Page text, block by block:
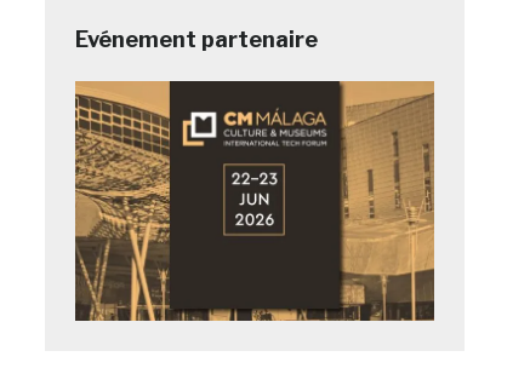
Evénement partenaire